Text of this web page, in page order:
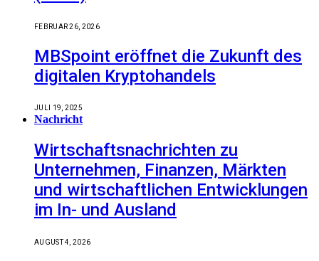
FEBRUAR 26, 2026
MBSpoint eröffnet die Zukunft des
digitalen Kryptohandels
JULI 19, 2025
Nachricht
Wirtschaftsnachrichten zu
Unternehmen, Finanzen, Märkten
und wirtschaftlichen Entwicklungen
im In- und Ausland
AUGUST 4, 2026